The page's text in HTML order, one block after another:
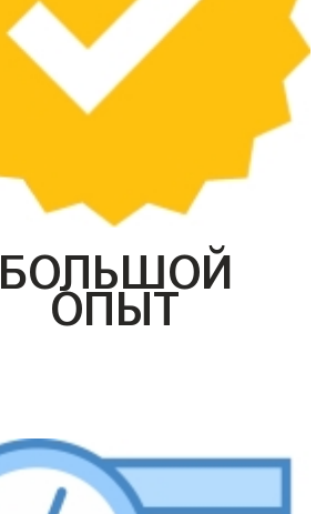
БОЛЬШОЙ
ОПЫТ